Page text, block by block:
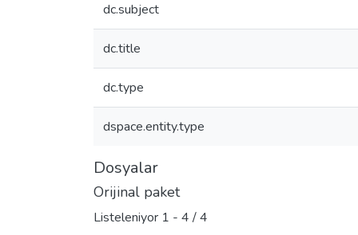
dc.subject
dc.title
dc.type
dspace.entity.type
Dosyalar
Orijinal paket
Listeleniyor 1 - 4 / 4